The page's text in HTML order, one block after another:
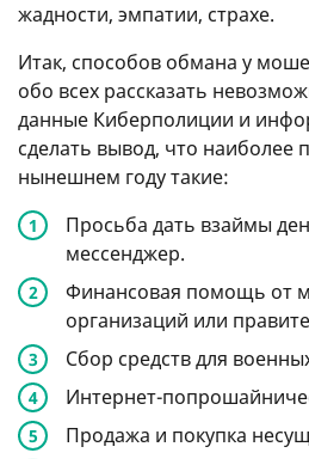
жадности, эмпатии, страхе.
Итак, способов обмана у
обо всех рассказать
данные Киберполиции и
сделать вывод, что наиболее
нынешнем году такие:
Просьба дать взаймы
мессенджер.
Финансовая помощь от
организаций или
Сбор средств для
Интернет-
Продажа и покупка